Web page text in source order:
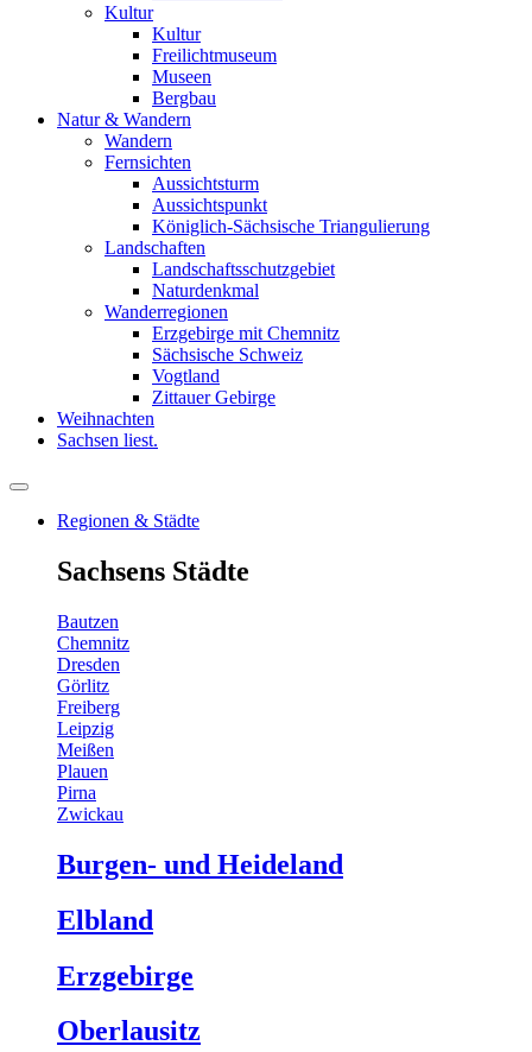
Kultur
Kultur
Freilichtmuseum
Museen
Bergbau
Natur & Wandern
Wandern
Fernsichten
Aussichtsturm
Aussichtspunkt
Königlich-Sächsische Triangulierung
Landschaften
Landschaftsschutzgebiet
Naturdenkmal
Wanderregionen
Erzgebirge mit Chemnitz
Sächsische Schweiz
Vogtland
Zittauer Gebirge
Weihnachten
Sachsen liest.
Regionen & Städte
Sachsens Städte
Bautzen
Chemnitz
Dresden
Görlitz
Freiberg
Leipzig
Meißen
Plauen
Pirna
Zwickau
Burgen- und Heideland
Elbland
Erzgebirge
Oberlausitz